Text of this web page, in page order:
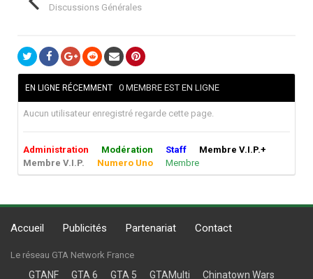
Discussions Générales
EN LIGNE RÉCEMMENT 0 MEMBRE EST EN LIGNE
Aucun utilisateur enregistré regarde cette page.
Administration Modération Staff
Membre V.I.P.+
Membre V.I.P.
Numero Uno Membre
Accueil Publicités Partenariat Contact
Le réseau GTA Network France
GTANF GTA 6 GTA 5 GTAMulti Chinatown Wars